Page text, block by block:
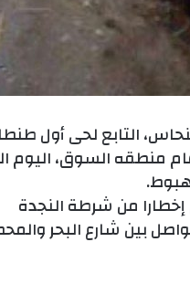
التابع لحى أول طنطا
منطقه السوق، اليوم
إخطارا من شرطة النجدة
بين شارع البحر